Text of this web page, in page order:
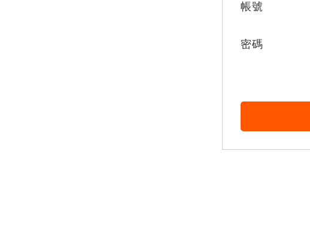
帳號
密碼